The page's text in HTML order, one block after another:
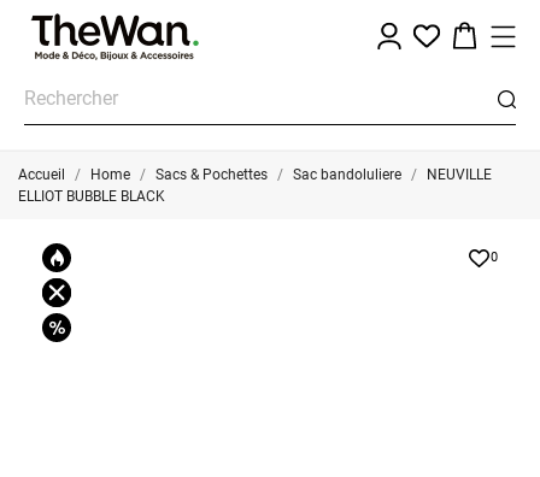
Accueil Home Sacs & Pochettes Sac bandoluliere
NEUVILLE
ELLIOT BUBBLE BLACK
0